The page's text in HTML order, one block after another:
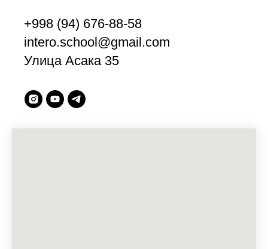
+998 (94) 676-88-58
intero.school@gmail.com
Улица Асака 35